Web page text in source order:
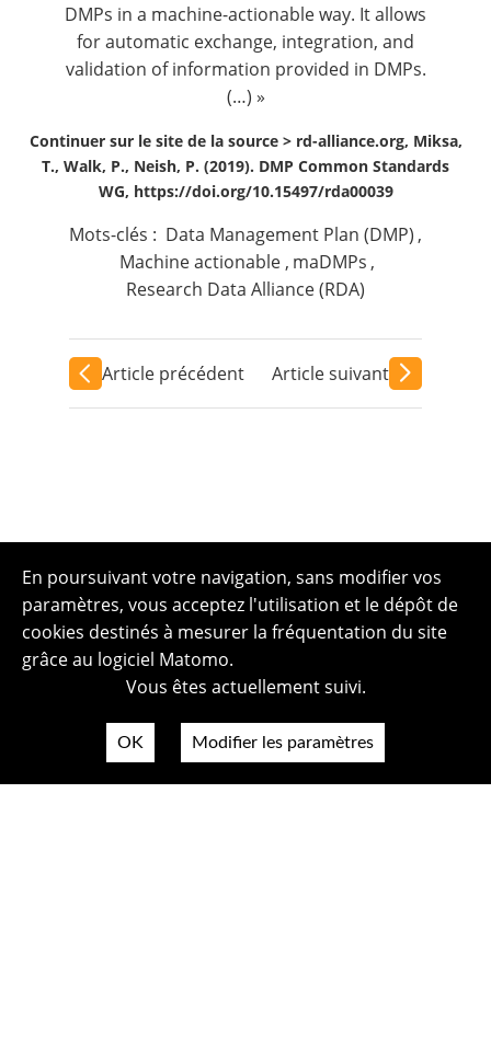
DMPs in a machine-actionable way. It allows
for automatic exchange, integration, and
validation of information provided in DMPs.
(…) »
Continuer sur le site de la source > rd-alliance.org, Miksa,
T., Walk, P., Neish, P. (2019). DMP Common Standards
WG, https://doi.org/10.15497/rda00039
Mots-clés : Data Management Plan (DMP) ,
Machine actionable , maDMPs ,
Research Data Alliance (RDA)
Article précédent Article suivant
En poursuivant votre navigation, sans modifier vos
paramètres, vous acceptez l'utilisation et le dépôt de
cookies destinés à mesurer la fréquentation du site
grâce au logiciel Matomo.
Vous êtes actuellement suivi.
OK Modifier les paramètres